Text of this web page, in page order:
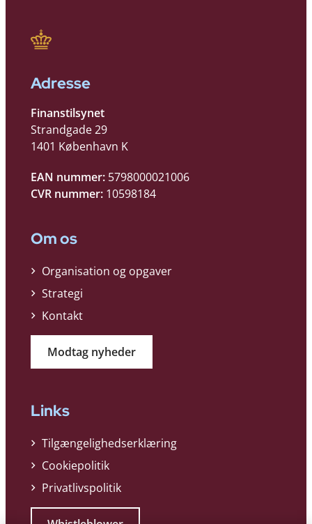
Adresse
Finanstilsynet
Strandgade 29
1401 København K
EAN nummer: 5798000021006
CVR nummer: 10598184
Om os
Organisation og opgaver
Strategi
Kontakt
Modtag nyheder
Links
Tilgængelighedserklæring
Cookiepolitik
Privatlivspolitik